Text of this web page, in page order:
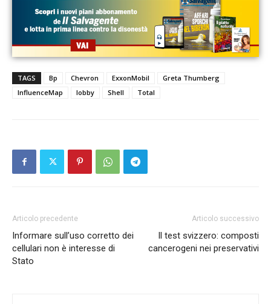
TAGS Bp Chevron ExxonMobil
Greta Thumberg
InfluenceMap
lobby Shell Total
Articolo precedente
Informare sull’uso corretto dei
cellulari non è interesse di
Stato
Articolo successivo
Il test svizzero: composti
cancerogeni nei preservativi